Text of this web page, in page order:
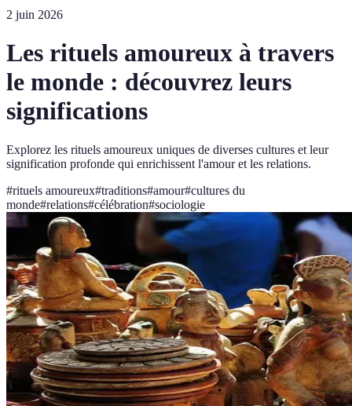
2 juin 2026
Les rituels amoureux à travers
le monde : découvrez leurs
significations
Explorez les rituels amoureux uniques de diverses cultures et leur
signification profonde qui enrichissent l'amour et les relations.
#rituels amoureux#traditions#amour#cultures du
monde#relations#célébration#sociologie